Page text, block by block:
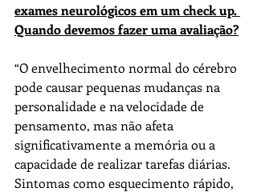
exames neurológicos em um check up.
Quando devemos fazer uma avaliação?
“O envelhecimento normal do cérebro
pode causar pequenas mudanças na
personalidade e na velocidade de
pensamento, mas não afeta
significativamente a memória ou a
capacidade de realizar tarefas diárias.
Sintomas como esquecimento rápido,